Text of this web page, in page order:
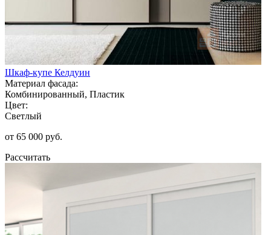
Шкаф-купе Келдуин
Материал фасада:
Комбинированный, Пластик
Цвет:
Светлый
от 65 000 руб.
Рассчитать